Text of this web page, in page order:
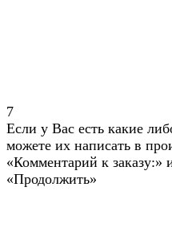
7
Если у Вас есть какие
можете их написать в
«Комментарий к заказу:»
«Продолжить»